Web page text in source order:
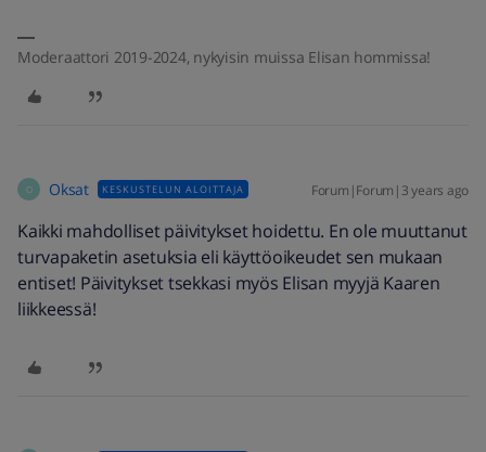
Moderaattori 2019-2024, nykyisin muissa Elisan hommissa!
O Oksat KESKUSTELUN ALOITTAJA Forum|Forum|3 years ago
Kaikki mahdolliset päivitykset hoidettu. En ole muuttanut
turvapaketin asetuksia eli käyttöoikeudet sen mukaan
entiset! Päivitykset tsekkasi myös Elisan myyjä Kaaren
liikkeessä!